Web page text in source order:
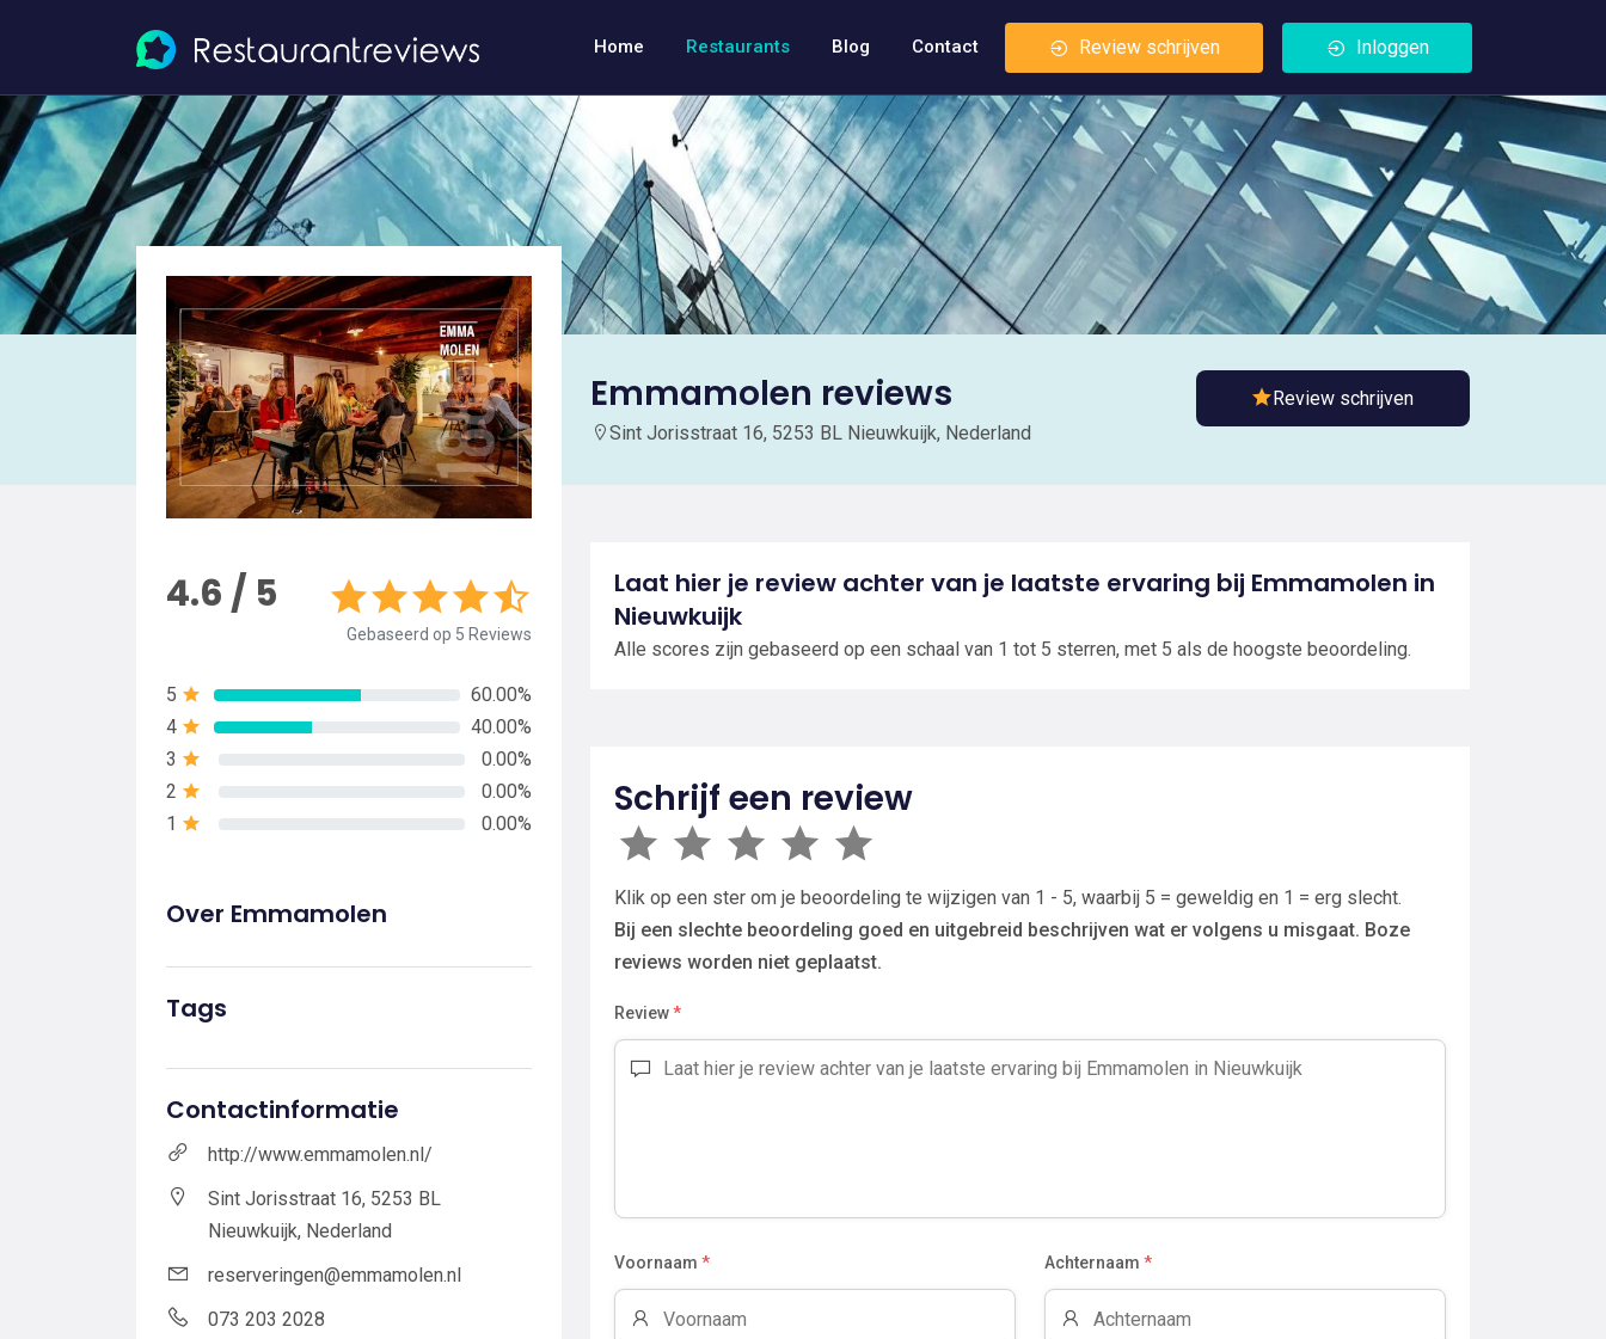
Home Restaurants Blog Contact Review schrijven Inloggen
Emmamolen reviews
Sint Jorisstraat 16, 5253 BL Nieuwkuijk, Nederland
Review schrijven
4.6 / 5
Gebaseerd op 5 Reviews
5
60.00%
4
40.00%
3
0.00%
2
0.00%
1
0.00%
Over Emmamolen
Tags
Contactinformatie
http://www.emmamolen.nl/
Sint Jorisstraat 16, 5253 BL
Nieuwkuijk, Nederland
reserveringen@emmamolen.nl
073 203 2028
Laat hier je review achter van je laatste ervaring bij Emmamolen in
Nieuwkuijk
Alle scores zijn gebaseerd op een schaal van 1 tot 5 sterren, met 5 als de hoogste beoordeling.
Schrijf een review
Klik op een ster om je beoordeling te wijzigen van 1 - 5, waarbij 5 = geweldig en 1 = erg slecht.
Bij een slechte beoordeling goed en uitgebreid beschrijven wat er volgens u misgaat. Boze
reviews worden niet geplaatst.
Review*
Voornaam * Achternaam *